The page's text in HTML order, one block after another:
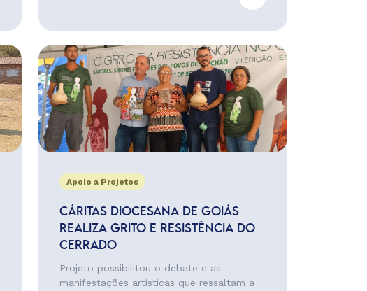
Apoio a Projetos
CÁRITAS DIOCESANA DE GOIÁS
REALIZA GRITO E RESISTÊNCIA DO
CERRADO
Projeto possibilitou o debate e as
manifestações artísticas que ressaltam a